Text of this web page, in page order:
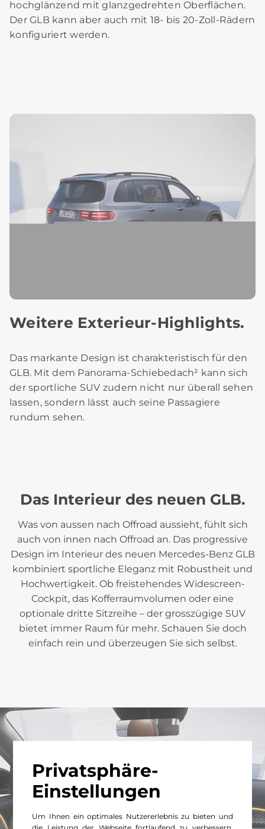
Privatsphäre-
Einstellungen
Um Ihnen ein optimales Nutzererlebnis zu bieten und
die Leistung der Webseite fortlaufend zu verbessern,
hochglänzend mit glanzgedrehten Oberflächen.
Der GLB kann aber auch mit 18- bis 20-Zoll-Rädern
konfiguriert werden.
Weitere Exterieur-Highlights.
Das markante Design ist charakteristisch für den
GLB. Mit dem Panorama-Schiebedach² kann sich
der sportliche SUV zudem nicht nur überall sehen
lassen, sondern lässt auch seine Passagiere
rundum sehen.
Das Interieur des neuen GLB.
Was von aussen nach Offroad aussieht, fühlt sich
auch von innen nach Offroad an. Das progressive
Design im Interieur des neuen Mercedes-Benz GLB
kombiniert sportliche Eleganz mit Robustheit und
Hochwertigkeit. Ob freistehendes Widescreen-
Cockpit, das Kofferraumvolumen oder eine
optionale dritte Sitzreihe – der grosszügige SUV
bietet immer Raum für mehr. Schauen Sie doch
einfach rein und überzeugen Sie sich selbst.